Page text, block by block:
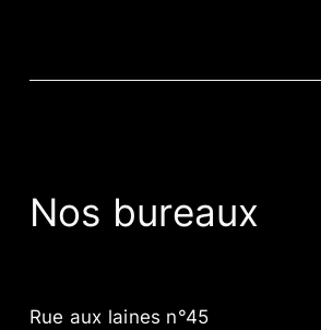
Nos bureaux
Rue aux laines n°45